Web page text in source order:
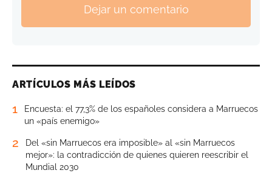
Dejar un comentario
ARTÍCULOS MÁS LEÍDOS
1
Encuesta: el 77,3% de los españoles considera a Marruecos
un «país enemigo»
2
Del «sin Marruecos era imposible» al «sin Marruecos
mejor»: la contradicción de quienes quieren reescribir el
Mundial 2030